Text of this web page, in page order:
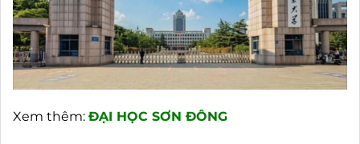
Xem thêm: ĐẠI HỌC SƠN ĐÔNG